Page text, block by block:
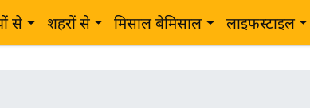
से शहरों से मिसाल बेमिसाल लाइफस्टाइल